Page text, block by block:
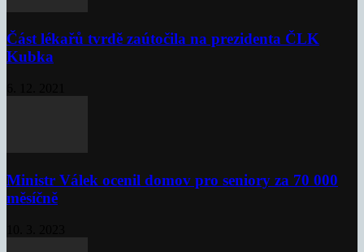
Část lékařů tvrdě zaútočila na prezidenta ČLK
Kubka
Ministr Válek ocenil domov pro seniory za 70 000
měsíčně